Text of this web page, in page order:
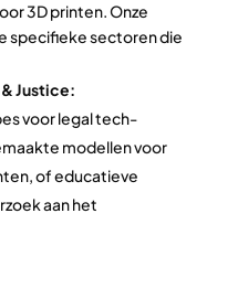
3D printen. Onze
specifieke sectoren die
Justice:
voor legal tech-
modellen voor
of educatieve
aan het